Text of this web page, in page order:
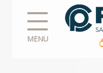
MENU